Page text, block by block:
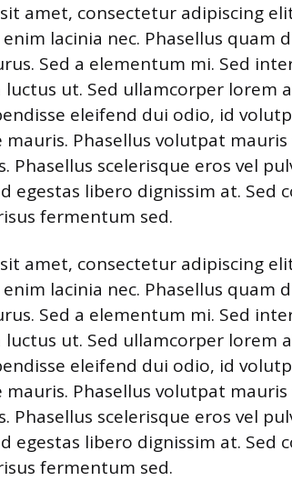
amet, consectetur adipiscing
lacinia nec. Phasellus quam
Sed a elementum mi. Sed
ut. Sed ullamcorper lorem
eleifend dui odio, id
mauris. Phasellus volutpat
Phasellus scelerisque eros vel
egestas libero dignissim at. Sed
fermentum sed.
amet, consectetur adipiscing
lacinia nec. Phasellus quam
Sed a elementum mi. Sed
ut. Sed ullamcorper lorem
eleifend dui odio, id
mauris. Phasellus volutpat
Phasellus scelerisque eros vel
egestas libero dignissim at. Sed
fermentum sed.